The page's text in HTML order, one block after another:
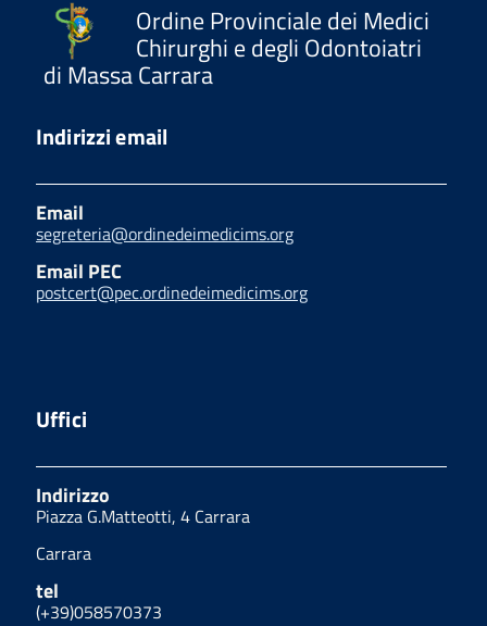
Ordine Provinciale dei Medici
Chirurghi e degli Odontoiatri
di Massa Carrara
Indirizzi email
Email
segreteria@ordinedeimedicims.org
Email PEC
postcert@pec.ordinedeimedicims.org
Uffici
Indirizzo
Piazza G.Matteotti, 4 Carrara
Carrara
tel
(+39)058570373